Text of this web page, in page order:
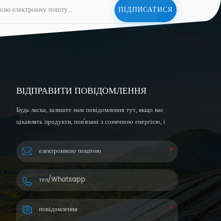
ВІДПРАВИТИ ПОВІДОМЛЕННЯ
Будь ласка, залиште нам повідомлення тут, якщо вас
цікавлять продукти, пов’язані з сонячною енергією, і
відповімо вам протягом 24 годин.